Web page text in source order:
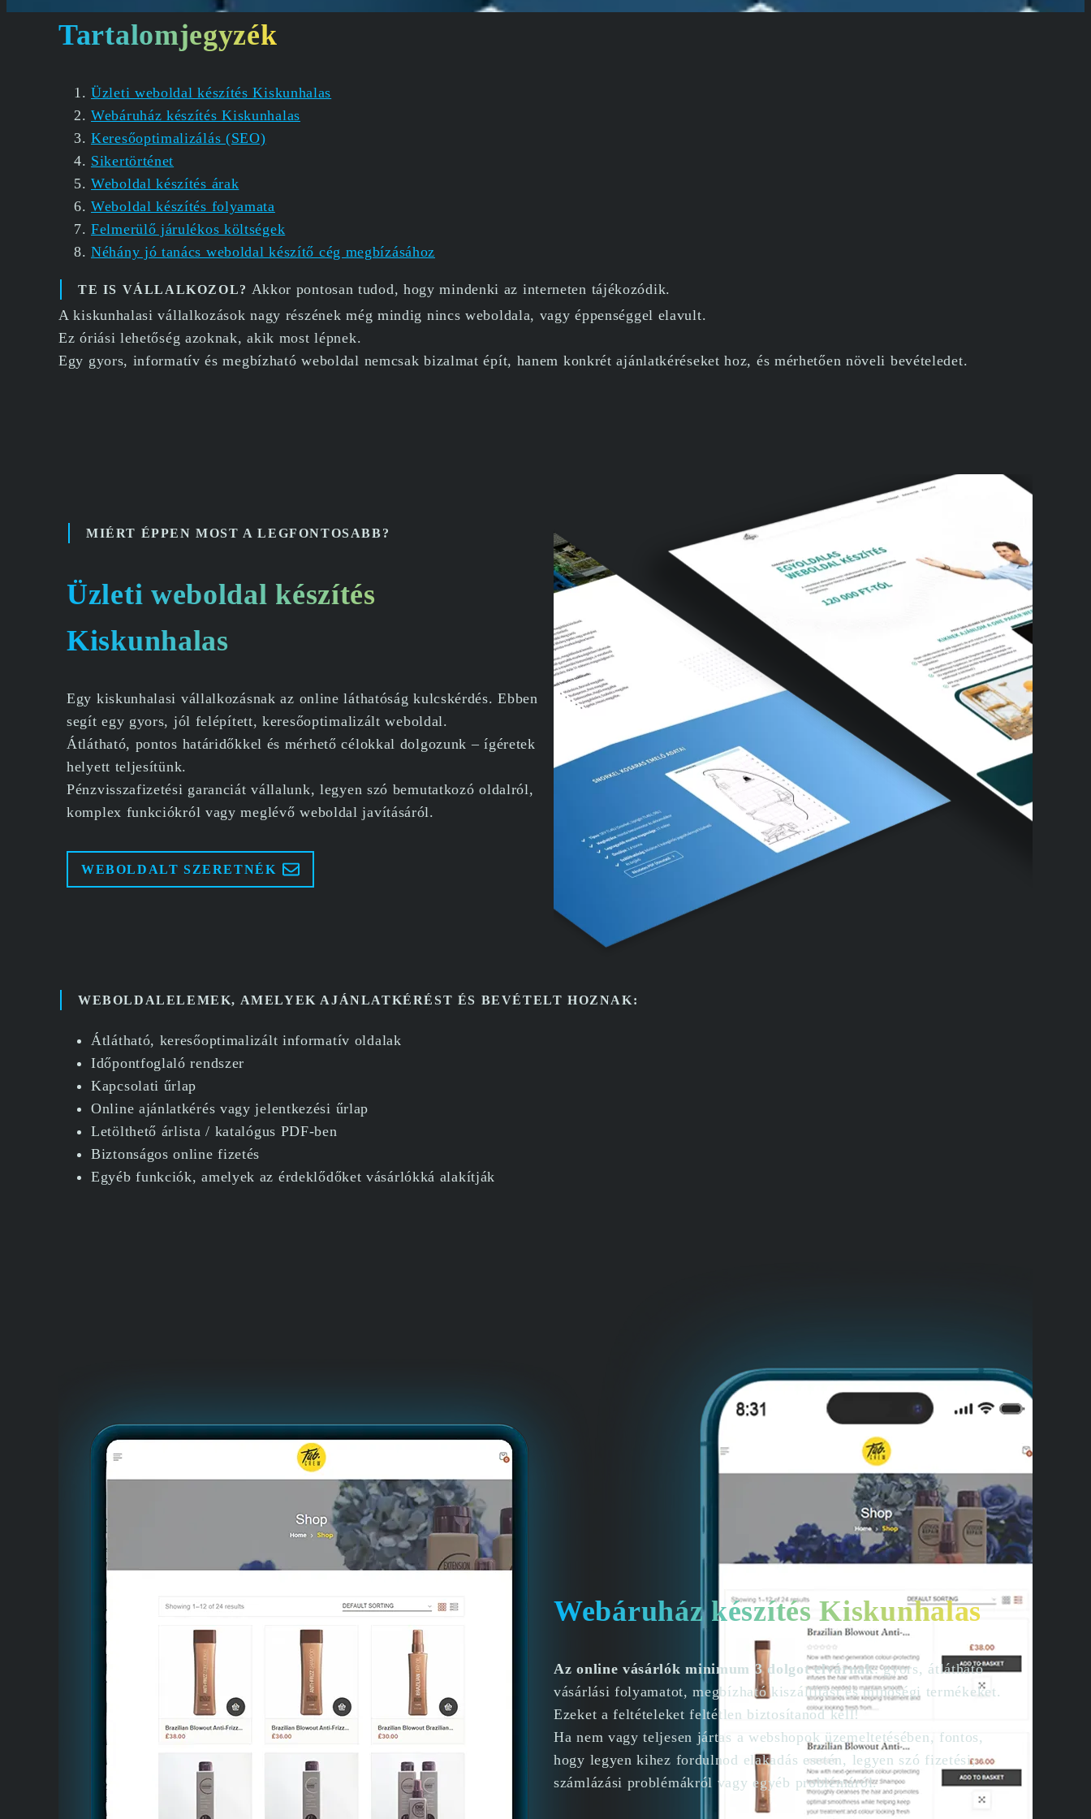
Tartalomjegyzék
Üzleti weboldal készítés Kiskunhalas
Webáruház készítés Kiskunhalas
Keresőoptimalizálás (SEO)
Sikertörténet
Weboldal készítés árak
Weboldal készítés folyamata
Felmerülő járulékos költségek
Néhány jó tanács weboldal készítő cég megbízásához
TE IS VÁLLALKOZOL? Akkor pontosan tudod, hogy mindenki az interneten tájékozódik.
A kiskunhalasi vállalkozások nagy részének még mindig nincs weboldala, vagy éppenséggel elavult.
Ez óriási lehetőség azoknak, akik most lépnek.
Egy gyors, informatív és megbízható weboldal nemcsak bizalmat épít, hanem konkrét ajánlatkéréseket hoz, és mérhetően növeli bevételedet.
MIÉRT ÉPPEN MOST A LEGFONTOSABB?
Üzleti weboldal készítés
Kiskunhalas
Egy kiskunhalasi vállalkozásnak az online láthatóság kulcskérdés. Ebben
segít egy gyors, jól felépített, keresőoptimalizált weboldal.
Átlátható, pontos határidőkkel és mérhető célokkal dolgozunk – ígéretek
helyett teljesítünk.
Pénzvisszafizetési garanciát vállalunk, legyen szó bemutatkozó oldalról,
komplex funkciókról vagy meglévő weboldal javításáról.
WEBOLDALT SZERETNÉK
WEBOLDALELEMEK, AMELYEK AJÁNLATKÉRÉST ÉS BEVÉTELT HOZNAK:
Átlátható, keresőoptimalizált informatív oldalak
Időpontfoglaló rendszer
Kapcsolati űrlap
Online ajánlatkérés vagy jelentkezési űrlap
Letölthető árlista / katalógus PDF-ben
Biztonságos online fizetés
Egyéb funkciók, amelyek az érdeklődőket vásárlókká alakítják
Webáruház készítés Kiskunhalas
Az online vásárlók minimum 3 dolgot elvárnak: gyors, átlátható
vásárlási folyamatot, megbízható kiszállítást és minőségi termékeket.
Ezeket a feltételeket feltétlen biztosítanod kell!
Ha nem vagy teljesen jártas a webshopok üzemeltetésében, fontos,
hogy legyen kihez fordulnod elakadás esetén, legyen szó fizetési,
számlázási problémákról vagy egyéb problémáról.